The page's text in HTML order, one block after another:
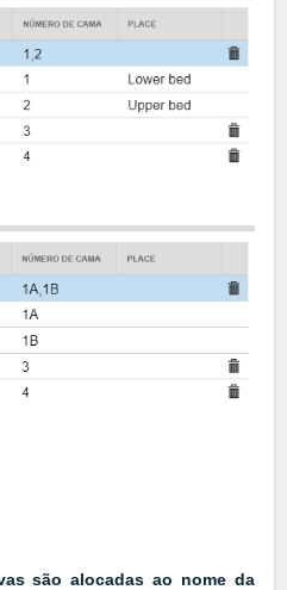
são alocadas ao nome da